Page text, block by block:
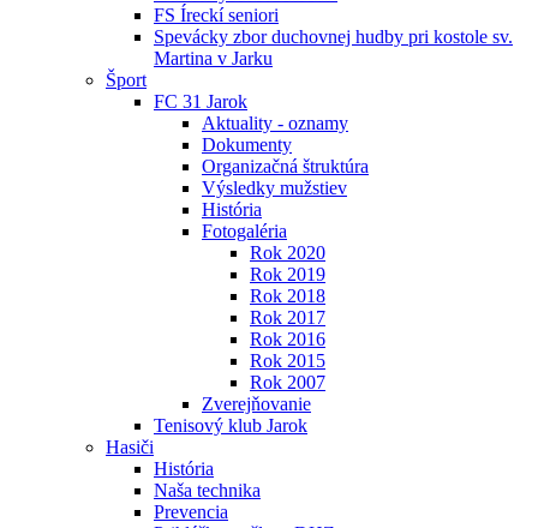
FS Íreckí seniori
Spevácky zbor duchovnej hudby pri kostole sv.
Martina v Jarku
Šport
FC 31 Jarok
Aktuality - oznamy
Dokumenty
Organizačná štruktúra
Výsledky mužstiev
História
Fotogaléria
Rok 2020
Rok 2019
Rok 2018
Rok 2017
Rok 2016
Rok 2015
Rok 2007
Zverejňovanie
Tenisový klub Jarok
Hasiči
História
Naša technika
Prevencia